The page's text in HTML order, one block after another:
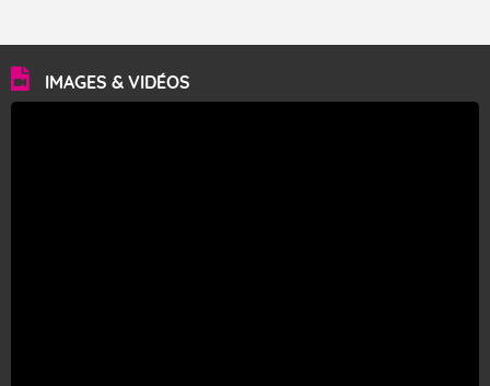
IMAGES & VIDÉOS